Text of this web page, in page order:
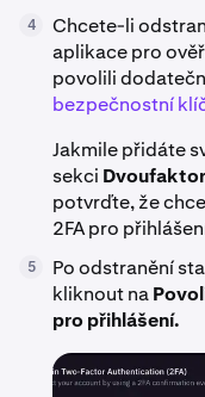
4
Chcete-li
aplikace pro
povolili
bezpečnostní
Jakmile přidáte
sekci
potvrďte, že
2FA pro
5
Po odstranění
kliknout na
pro přihlášení.